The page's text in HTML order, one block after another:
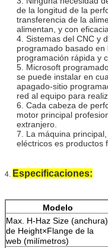
de la longitud de la
transferencia de la
alimentan, y con
4. Sistemas del CNC y
programado basado en
programación rápida y
5. Microsoft
se puede instalar en
apagado-sitio
red al equipo para
6. Cada cabeza de
motor principal
extranjero.
7. La máquina
eléctricos es productos
4. Especificaciones:
Modelo
Max. H-Haz Size (anchura)
de Height×Flange de la
web (milímetros)